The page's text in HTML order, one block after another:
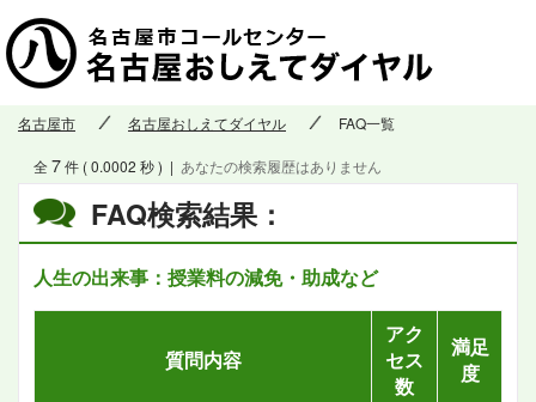
名古屋市 名古屋おしえてダイヤル FAQ一覧
FAQ検索結果：
人生の出来事：授業料の減免・助成など
全7件 ( 0.0002 秒 ) | あなたの検索履歴はありません
質問内容
アク
セス
数
満足
度